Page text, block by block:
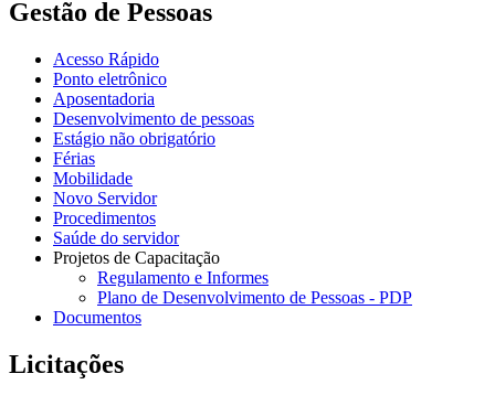
Gestão de Pessoas
Acesso Rápido
Ponto eletrônico
Aposentadoria
Desenvolvimento de pessoas
Estágio não obrigatório
Férias
Mobilidade
Novo Servidor
Procedimentos
Saúde do servidor
Projetos de Capacitação
Regulamento e Informes
Plano de Desenvolvimento de Pessoas - PDP
Documentos
Licitações